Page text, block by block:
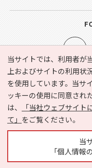
当サイトでは、利用者が
上およびサイトの利用状
を使用しています。当サ
ッキーの使用に同意され
は、
「当社ウェブサイ
て」 をご覧ください。
当
「個人情報
e-NAVITA（イーナビタ）
利用規約
個人情報
サイトマップ
広